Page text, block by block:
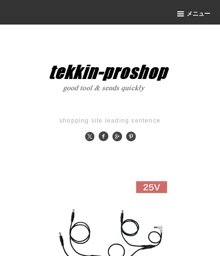
メニュー
shopping site leading sentence